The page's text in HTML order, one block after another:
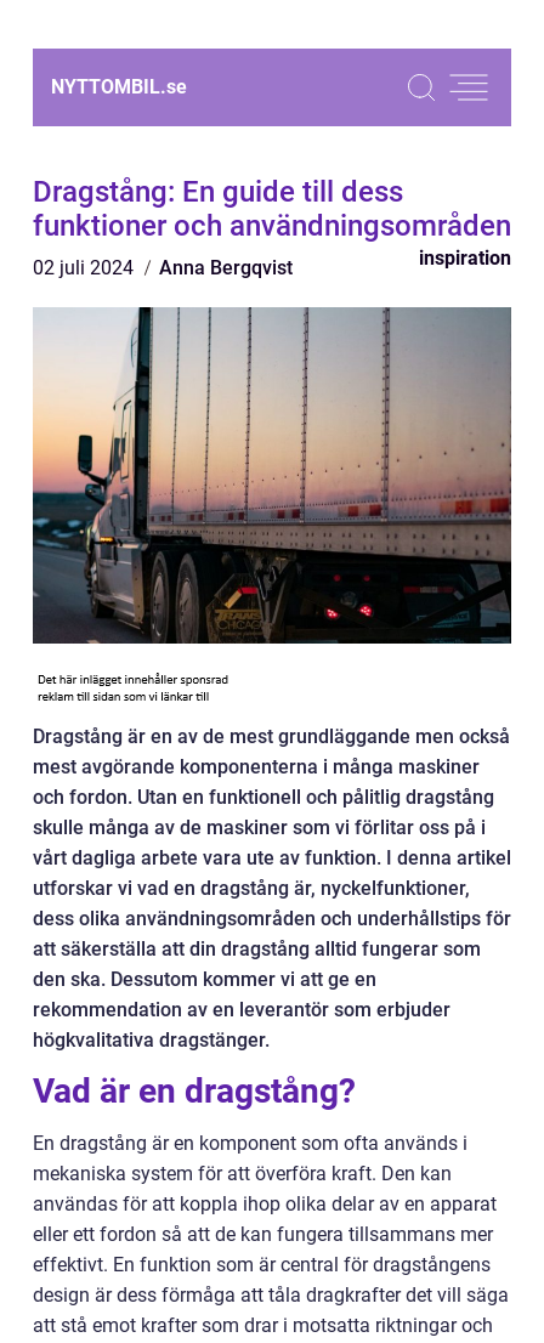
NYTTOMBIL.se
Dragstång: En guide till dess
funktioner och användningsområden
02 juli 2024 Anna Bergqvist inspiration
Dragstång är en av de mest grundläggande men också
mest avgörande komponenterna i många maskiner
och fordon. Utan en funktionell och pålitlig dragstång
skulle många av de maskiner som vi förlitar oss på i
vårt dagliga arbete vara ute av funktion. I denna artikel
utforskar vi vad en dragstång är, nyckelfunktioner,
dess olika användningsområden och underhållstips för
att säkerställa att din dragstång alltid fungerar som
den ska. Dessutom kommer vi att ge en
rekommendation av en leverantör som erbjuder
högkvalitativa dragstänger.
Vad är en dragstång?
En dragstång är en komponent som ofta används i
mekaniska system för att överföra kraft. Den kan
användas för att koppla ihop olika delar av en apparat
eller ett fordon så att de kan fungera tillsammans mer
effektivt. En funktion som är central för dragstångens
design är dess förmåga att tåla dragkrafter det vill säga
att stå emot krafter som drar i motsatta riktningar och